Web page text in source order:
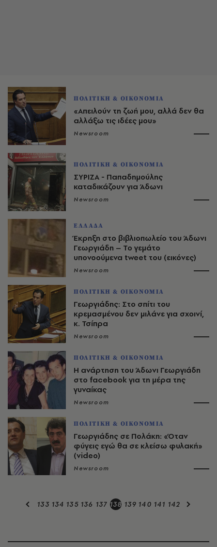
ΠΟΛΙΤΙΚΗ & ΟΙΚΟΝΟΜΙΑ
«Απειλούν τη ζωή μου, αλλά δεν θα
αλλάξω τις ιδέες μου»
Newsroom
ΠΟΛΙΤΙΚΗ & ΟΙΚΟΝΟΜΙΑ
ΣΥΡΙΖΑ - Παπαδημούλης
καταδικάζουν για Άδωνι
Newsroom
ΕΛΛΑΔΑ
Έκρηξη στο βιβλιοπωλείο του Άδωνι
Γεωργιάδη – Το γεμάτο
υπονοούμενα tweet του (εικόνες)
Newsroom
ΠΟΛΙΤΙΚΗ & ΟΙΚΟΝΟΜΙΑ
Γεωργιάδης: Στο σπίτι του
κρεμασμένου δεν μιλάνε για σχοινί,
κ. Τσίπρα
Newsroom
ΠΟΛΙΤΙΚΗ & ΟΙΚΟΝΟΜΙΑ
Η ανάρτηση του Άδωνι Γεωργιάδη
στο facebook για τη μέρα της
γυναίκας
Newsroom
ΠΟΛΙΤΙΚΗ & ΟΙΚΟΝΟΜΙΑ
Γεωργιάδης σε Πολάκη: «Όταν
φύγεις εγώ θα σε κλείσω φυλακή»
(video)
Newsroom
133 134 135 136 137 138 139 140 141 142